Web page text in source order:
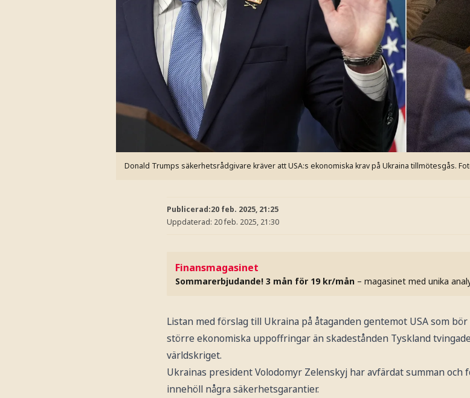
Donald Trumps säkerhetsrådgivare kräver att USA:s ekonomiska krav på Ukraina tillmötesgås.
Publicerad:20 feb. 2025, 21:25
Uppdaterad: 20 feb. 2025, 21:30
Finansmagasinet
Sommarerbjudande! 3 mån för 19 kr/mån – magasinet med unika
Listan med förslag till Ukraina på åtaganden gentemot USA som
större ekonomiska uppoffringar än skadestånden Tyskland
världskriget.
Ukrainas president Volodomyr Zelenskyj har avfärdat summan
innehöll några säkerhetsgarantier.